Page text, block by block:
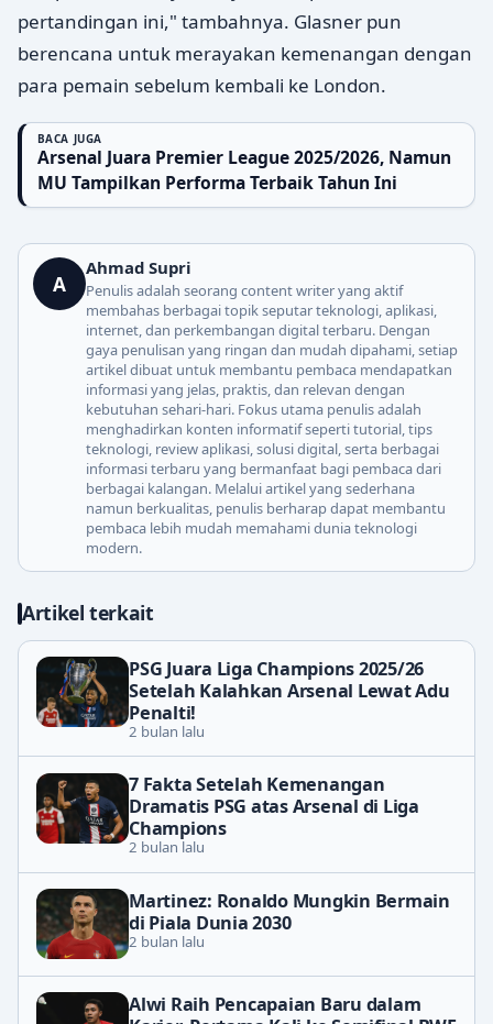
pertandingan ini," tambahnya. Glasner pun
berencana untuk merayakan kemenangan dengan
para pemain sebelum kembali ke London.
BACA JUGA
Arsenal Juara Premier League 2025/2026, Namun
MU Tampilkan Performa Terbaik Tahun Ini
A
Ahmad Supri
Penulis adalah seorang content writer yang aktif
membahas berbagai topik seputar teknologi, aplikasi,
internet, dan perkembangan digital terbaru. Dengan
gaya penulisan yang ringan dan mudah dipahami, setiap
artikel dibuat untuk membantu pembaca mendapatkan
informasi yang jelas, praktis, dan relevan dengan
kebutuhan sehari-hari. Fokus utama penulis adalah
menghadirkan konten informatif seperti tutorial, tips
teknologi, review aplikasi, solusi digital, serta berbagai
informasi terbaru yang bermanfaat bagi pembaca dari
berbagai kalangan. Melalui artikel yang sederhana
namun berkualitas, penulis berharap dapat membantu
pembaca lebih mudah memahami dunia teknologi
modern.
Artikel terkait
PSG Juara Liga Champions 2025/26
Setelah Kalahkan Arsenal Lewat Adu
Penalti!
2 bulan lalu
7 Fakta Setelah Kemenangan
Dramatis PSG atas Arsenal di Liga
Champions
2 bulan lalu
Martinez: Ronaldo Mungkin Bermain
di Piala Dunia 2030
2 bulan lalu
Alwi Raih Pencapaian Baru dalam